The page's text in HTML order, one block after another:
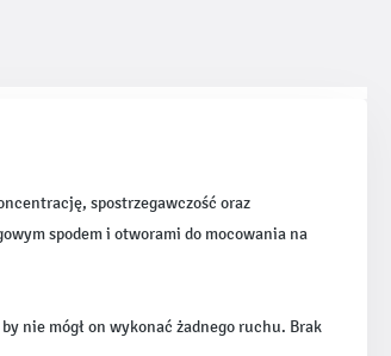
spostrzegawczość oraz
spodem i otworami do mocowania na
nie mógł on wykonać żadnego ruchu. Brak